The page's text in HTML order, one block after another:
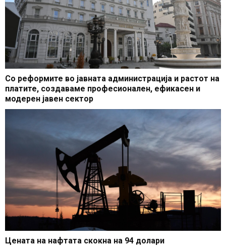
Со реформите во јавната администрација и растот на
платите, создаваме професионален, ефикасен и
модерен јавен сектор
Цената на нафтата скокна на 94 долари